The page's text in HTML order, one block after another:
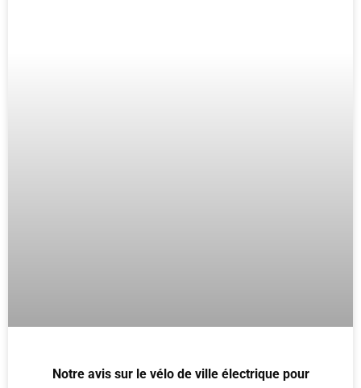
Notre avis sur le vélo de ville électrique pour